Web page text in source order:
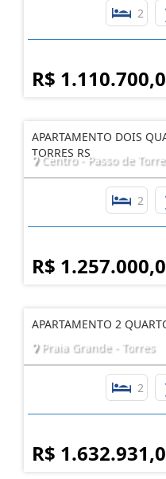
2
R$
APARTAMENTO DOIS
TORRES RS
Centro - Passo de
2
R$
APARTAMENTO 2
Praia Grande - Torres
2
R$